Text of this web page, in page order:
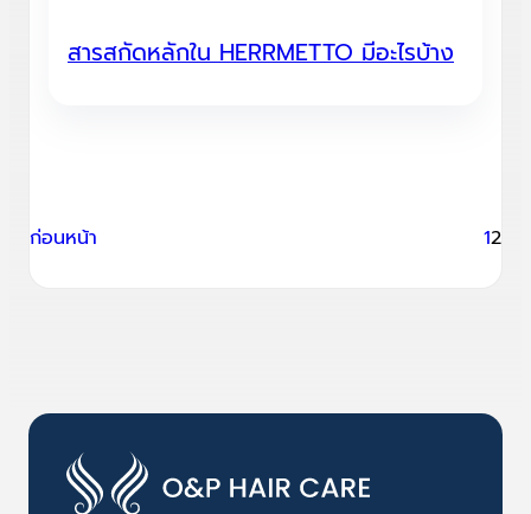
สารสกัดหลักใน HERRMETTO มีอะไรบ้าง
ก่อนหน้า 12